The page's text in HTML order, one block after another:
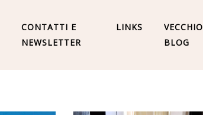
CONTATTI E
NEWSLETTER
LINKS
VECCHIO
BLOG